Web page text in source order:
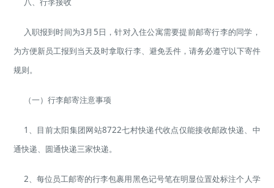
入职报到时间为3月5日，针对入住公寓需要提前邮寄行李的同学，
为方便新员工报到当天及时拿取行李、避免丢件，请务必遵守以下寄件
规则。
（一）行李邮寄注意事项
1、目前太阳集团网站8722七村快递代收点仅能接收邮政快递、中
通快递、圆通快递三家快递。
2、每位员工邮寄的行李包裹用黑色记号笔在明显位置处标注个人学